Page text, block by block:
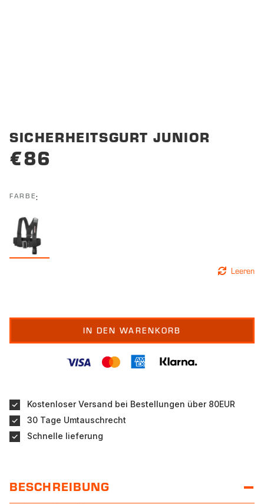
SICHERHEITSGURT JUNIOR
€86
FARBE
Leeren
IN DEN WARENKORB
Kostenloser Versand bei Bestellungen über 80EUR
30 Tage Umtauschrecht
Schnelle lieferung
BESCHREIBUNG